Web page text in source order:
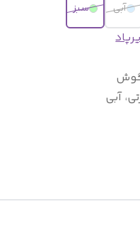
آبی سبز
آبی
موسیقی